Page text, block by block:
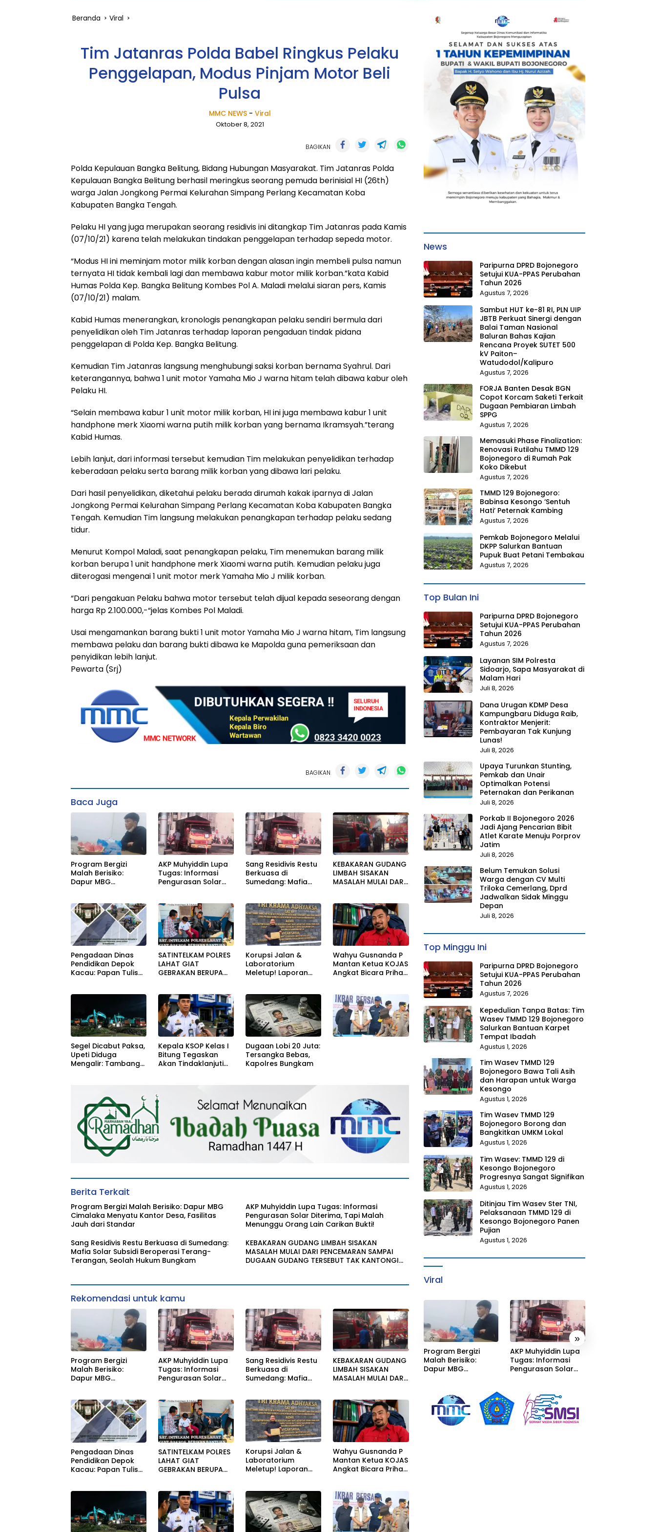
Beranda Viral
Tim Jatanras Polda Babel Ringkus Pelaku
Penggelapan, Modus Pinjam Motor Beli
Pulsa
MMC NEWS- Viral
Oktober 8, 2021
BAGIKAN
Polda Kepulauan Bangka Belitung, Bidang Hubungan Masyarakat. Tim Jatanras Polda
Kepulauan Bangka Belitung berhasil meringkus seorang pemuda berinisial HI (26th)
warga Jalan Jongkong Permai Kelurahan Simpang Perlang Kecamatan Koba
Kabupaten Bangka Tengah.
Pelaku HI yang juga merupakan seorang residivis ini ditangkap Tim Jatanras pada Kamis
(07/10/21) karena telah melakukan tindakan penggelapan terhadap sepeda motor.
“Modus HI ini meminjam motor milik korban dengan alasan ingin membeli pulsa namun
ternyata HI tidak kembali lagi dan membawa kabur motor milik korban.”kata Kabid
Humas Polda Kep. Bangka Belitung Kombes Pol A. Maladi melalui siaran pers, Kamis
(07/10/21) malam.
Kabid Humas menerangkan, kronologis penangkapan pelaku sendiri bermula dari
penyelidikan oleh Tim Jatanras terhadap laporan pengaduan tindak pidana
penggelapan di Polda Kep. Bangka Belitung.
Kemudian Tim Jatanras langsung menghubungi saksi korban bernama Syahrul. Dari
keterangannya, bahwa 1 unit motor Yamaha Mio J warna hitam telah dibawa kabur oleh
Pelaku HI.
“Selain membawa kabur 1 unit motor milik korban, HI ini juga membawa kabur 1 unit
handphone merk Xiaomi warna putih milik korban yang bernama Ikramsyah.”terang
Kabid Humas.
Lebih lanjut, dari informasi tersebut kemudian Tim melakukan penyelidikan terhadap
keberadaan pelaku serta barang milik korban yang dibawa lari pelaku.
Dari hasil penyelidikan, diketahui pelaku berada dirumah kakak iparnya di Jalan
Jongkong Permai Kelurahan Simpang Perlang Kecamatan Koba Kabupaten Bangka
Tengah. Kemudian Tim langsung melakukan penangkapan terhadap pelaku sedang
tidur.
Menurut Kompol Maladi, saat penangkapan pelaku, Tim menemukan barang milik
korban berupa 1 unit handphone merk Xiaomi warna putih. Kemudian pelaku juga
diiterogasi mengenai 1 unit motor merk Yamaha Mio J milik korban.
“Dari pengakuan Pelaku bahwa motor tersebut telah dijual kepada seseorang dengan
harga Rp 2.100.000,-“jelas Kombes Pol Maladi.
Usai mengamankan barang bukti 1 unit motor Yamaha Mio J warna hitam, Tim langsung
membawa pelaku dan barang bukti dibawa ke Mapolda guna pemeriksaan dan
penyidikan lebih lanjut.
Pewarta (Srj)
BAGIKAN
Baca Juga
Program Bergizi
Malah Berisiko:
Dapur MBG
Fasilitas Jauh dari
Standar
AKP Muhyiddin Lupa
Tugas: Informasi
Pengurasan Solar
Lain Carikan Bukti!
Sang Residivis Restu
Berkuasa di
Sumedang: Mafia
Terangan, Seolah
Hukum Bungkam
KEBAKARAN GUDANG
LIMBAH SISAKAN
MASALAH MULAI DARI
TERSEBUT TAK
KANTONGI IZIN
LINGKUNGAN
Pengadaan Dinas
Pendidikan Depok
Kacau: Papan Tulis
Aturan, Harga
Disembunyikan!
SATINTELKAM POLRES
LAHAT GIAT
GEBRAKAN BERUPA
PERLENGKAPAN
SEKOLAH
Korupsi Jalan &
Laboratorium
Meletup! Laporan
Baru Awal
Gempuran
Wahyu Gusnanda P
Mantan Ketua KOJAS
Angkat Bicara Prihal
Segel Dicabut Paksa,
Upeti Diduga
Mengalir: Tambang
Kepala KSOP Kelas I
Bitung Tegaskan
Akan Tindaklanjuti
Masyarakat
Dugaan Lobi 20 Juta:
Tersangka Bebas,
Kapolres Bungkam
Berita Terkait
Program Bergizi Malah Berisiko: Dapur MBG
Cimalaka Menyatu Kantor Desa, Fasilitas
Jauh dari Standar
AKP Muhyiddin Lupa Tugas: Informasi
Pengurasan Solar Diterima, Tapi Malah
Menunggu Orang Lain Carikan Bukti!
Sang Residivis Restu Berkuasa di Sumedang:
Mafia Solar Subsidi Beroperasi Terang-
Terangan, Seolah Hukum Bungkam
KEBAKARAN GUDANG LIMBAH SISAKAN
MASALAH MULAI DARI PENCEMARAN SAMPAI
DUGAAN GUDANG TERSEBUT TAK KANTONGI
Rekomendasi untuk kamu
Program Bergizi
Malah Berisiko:
Dapur MBG
Fasilitas Jauh dari
Standar
AKP Muhyiddin Lupa
Tugas: Informasi
Pengurasan Solar
Lain Carikan Bukti!
Sang Residivis Restu
Berkuasa di
Sumedang: Mafia
Terangan, Seolah
Hukum Bungkam
KEBAKARAN GUDANG
LIMBAH SISAKAN
MASALAH MULAI DARI
TERSEBUT TAK
KANTONGI IZIN
LINGKUNGAN
Pengadaan Dinas
Pendidikan Depok
Kacau: Papan Tulis
Aturan, Harga
Disembunyikan!
SATINTELKAM POLRES
LAHAT GIAT
GEBRAKAN BERUPA
PERLENGKAPAN
SEKOLAH
Korupsi Jalan &
Laboratorium
Meletup! Laporan
Baru Awal
Gempuran
Wahyu Gusnanda P
Mantan Ketua KOJAS
Angkat Bicara Prihal
News
Paripurna DPRD Bojonegoro
Setujui KUA-PPAS Perubahan
Tahun 2026
Agustus 7, 2026
Sambut HUT ke-81 RI, PLN UIP
JBTB Perkuat Sinergi dengan
Balai Taman Nasional
Baluran Bahas Kajian
Rencana Proyek SUTET 500
kV Paiton–
Watudodol/Kalipuro
Agustus 7, 2026
FORJA Banten Desak BGN
Copot Korcam Saketi Terkait
Dugaan Pembiaran Limbah
SPPG
Agustus 7, 2026
Memasuki Phase Finalization:
Renovasi Rutilahu TMMD 129
Bojonegoro di Rumah Pak
Koko Dikebut
Agustus 7, 2026
TMMD 129 Bojonegoro:
Babinsa Kesongo ‘Sentuh
Hati’ Peternak Kambing
Agustus 7, 2026
Pemkab Bojonegoro Melalui
DKPP Salurkan Bantuan
Pupuk Buat Petani Tembakau
Agustus 7, 2026
Top Bulan Ini
Paripurna DPRD Bojonegoro
Setujui KUA-PPAS Perubahan
Tahun 2026
Agustus 7, 2026
Layanan SIM Polresta
Sidoarjo, Sapa Masyarakat di
Malam Hari
Juli 8, 2026
Dana Urugan KDMP Desa
Kampungbaru Diduga Raib,
Kontraktor Menjerit:
Pembayaran Tak Kunjung
Lunas!
Juli 8, 2026
Upaya Turunkan Stunting,
Pemkab dan Unair
Optimalkan Potensi
Peternakan dan Perikanan
Juli 8, 2026
Porkab II Bojonegoro 2026
Jadi Ajang Pencarian Bibit
Atlet Karate Menuju Porprov
Jatim
Juli 8, 2026
Belum Temukan Solusi
Warga dengan CV Multi
Triloka Cemerlang, Dprd
Jadwalkan Sidak Minggu
Depan
Juli 8, 2026
Top Minggu Ini
Paripurna DPRD Bojonegoro
Setujui KUA-PPAS Perubahan
Tahun 2026
Agustus 7, 2026
Kepedulian Tanpa Batas: Tim
Wasev TMMD 129 Bojonegoro
Salurkan Bantuan Karpet
Tempat Ibadah
Agustus 1, 2026
Tim Wasev TMMD 129
Bojonegoro Bawa Tali Asih
dan Harapan untuk Warga
Kesongo
Agustus 1, 2026
Tim Wasev TMMD 129
Bojonegoro Borong dan
Bangkitkan UMKM Lokal
Agustus 1, 2026
Tim Wasev: TMMD 129 di
Kesongo Bojonegoro
Progresnya Sangat Signifikan
Agustus 1, 2026
Ditinjau Tim Wasev Ster TNI,
Pelaksanaan TMMD 129 di
Kesongo Bojonegoro Panen
Pujian
Agustus 1, 2026
Viral
« »
Program Bergizi
Malah Berisiko:
Dapur MBG
Fasilitas Jauh dari
Standar
AKP Muhyiddin Lupa
Tugas: Informasi
Pengurasan Solar
Lain Carikan Bukti!